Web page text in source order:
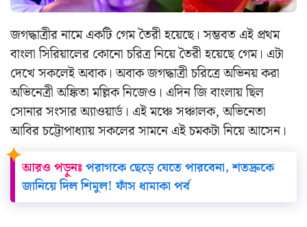
জগদ্ধাত্রীর নামে একটি গেম তৈরী হয়েছে। সম্ভবত এই প্রথম
বাংলা সিরিয়ালের কোনো চরিত্র নিয়ে তৈরী হয়েছে গেম। এটা
দেখে সকলেই অবাক। অবাক জগদ্ধাত্রী চরিত্রে অভিনয় করা
অভিনেত্রী অঙ্কিতা মল্লিক নিজেও। এদিন জি বাংলায় ছিল
সোনার সংসার অ্যাওয়ার্ড। এই মঞ্চে সঞ্চালক, অভিনেতা
আবির চট্টোপাধ্যায় সকলের সামনে এই চমকটা নিয়ে আসেন।
আরও পড়ুনঃপরাগকে ছেড়ে যেতে পারবেনা, শতদ্রুকে
জানিয়ে দিল শিমুল! ফাঁস ধামাকা পর্ব